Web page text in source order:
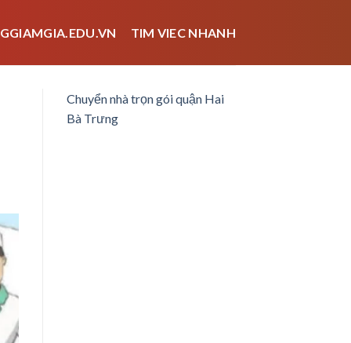
TIM VIEC NHANH
Chuyển nhà trọn gói quận Hai
Bà Trưng